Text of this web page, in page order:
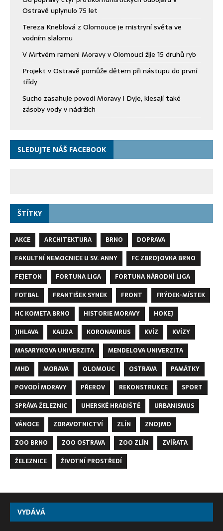
Ostravě uplynulo 75 let
Tereza Kneblová z Olomouce je mistryní světa ve
vodním slalomu
V Mrtvém rameni Moravy v Olomouci žije 15 druhů ryb
Projekt v Ostravě pomůže dětem při nástupu do první
třídy
Sucho zasahuje povodí Moravy i Dyje, klesají také
zásoby vody v nádržích
SLEDUJTE NÁŠ FACEBOOK
ŠTÍTKY
AKCE ARCHITEKTURA BRNO
DOPRAVA
FAKULTNÍ NEMOCNICE U SV. ANNY
FC ZBROJOVKA BRNO
FEJETON
FORTUNA LIGA
FORTUNA NÁRODNÍ LIGA
FOTBAL
FRANTIŠEK SYNEK FRONT
FRÝDEK-MÍSTEK
HC KOMETA BRNO
HISTORIE MORAVY
HOKEJ
JIHLAVA
KAUZA KORONAVIRUS KVÍZ
KVÍZY
MASARYKOVA UNIVERZITA
MENDELOVA UNIVERZITA
MHD
MORAVA OLOMOUC OSTRAVA
PAMÁTKY
POVODÍ MORAVY
PŘEROV REKONSTRUKCE
SPORT
SPRÁVA ŽELEZNIC
UHERSKÉ HRADIŠTĚ
URBANISMUS
VÁNOCE
ZDRAVOTNICTVÍ ZLÍN
ZNOJMO
ZOO BRNO
ZOO OSTRAVA ZOO ZLÍN
ZVÍŘATA
ŽELEZNICE
ŽIVOTNÍ PROSTŘEDÍ
VYDÁVÁ